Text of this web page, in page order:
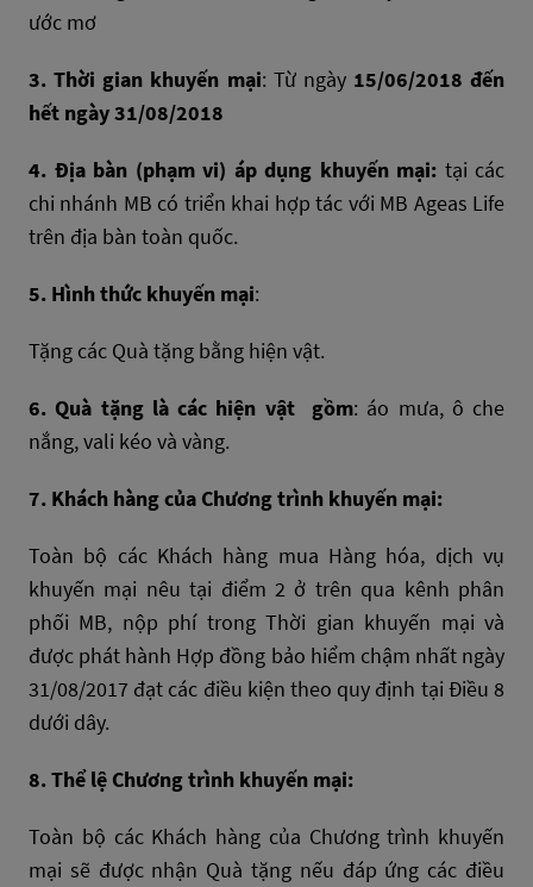
ước mơ
3. Thời gian khuyến mại: Từ ngày 15/06/2018 đến
hết ngày 31/08/2018
4. Địa bàn (phạm vi) áp dụng khuyến mại: tại các
chi nhánh MB có triển khai hợp tác với MB Ageas Life
trên địa bàn toàn quốc.
5. Hình thức khuyến mại:
Tặng các Quà tặng bằng hiện vật.
6. Quà tặng là các hiện vật gồm: áo mưa, ô che
nắng, vali kéo và vàng.
7. Khách hàng của Chương trình khuyến mại:
Toàn bộ các Khách hàng mua Hàng hóa, dịch vụ
khuyến mại nêu tại điểm 2 ở trên qua kênh phân
phối MB, nộp phí trong Thời gian khuyến mại và
được phát hành Hợp đồng bảo hiểm chậm nhất ngày
31/08/2017 đạt các điều kiện theo quy định tại Điều 8
dưới dây.
8. Thể lệ Chương trình khuyến mại:
Toàn bộ các Khách hàng của Chương trình khuyến
mại sẽ được nhận Quà tặng nếu đáp ứng các điều